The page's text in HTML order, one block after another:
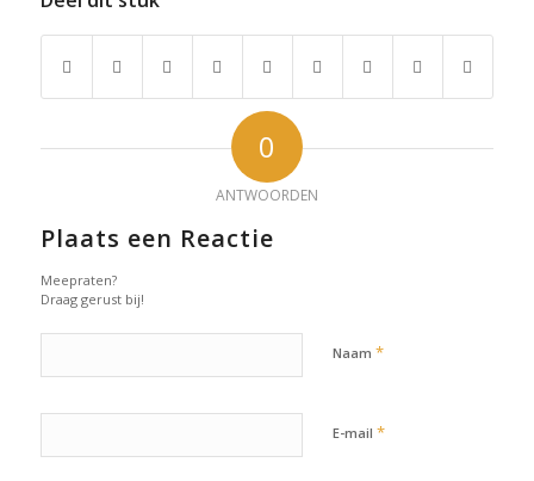
0
ANTWOORDEN
Plaats een Reactie
Meepraten?
Draag gerust bij!
Naam *
E-mail *